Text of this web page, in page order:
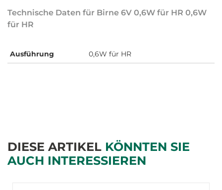
Technische Daten für Birne 6V 0,6W für HR 0,6W
für HR
Ausführung 0,6W für HR
DIESE ARTIKEL KÖNNTEN SIE
AUCH INTERESSIEREN